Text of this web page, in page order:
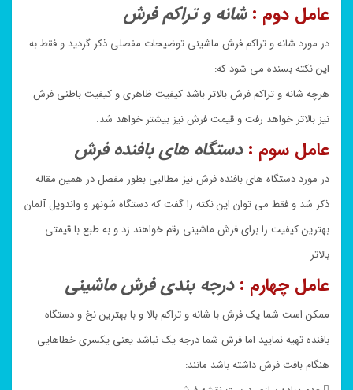
عامل دوم : شانه و تراکم فرش
در مورد شانه و تراکم فرش ماشینی توضیحات مفصلی ذکر گردید و فقط به
این نکته بسنده می شود که:
هرچه شانه و تراکم فرش بالاتر باشد کیفیت ظاهری و کیفیت باطنی فرش
نیز بالاتر خواهد رفت و قیمت فرش نیز بیشتر خواهد شد.
عامل سوم : دستگاه های بافنده فرش
در مورد دستگاه های بافنده فرش نیز مطالبی بطور مفصل در همین مقاله
ذکر شد و فقط می توان این نکته را گفت که دستگاه شونهر و واندویل آلمان
بهترین کیفیت را برای فرش ماشینی رقم خواهند زد و به طبع با قیمتی
بالاتر
عامل چهارم : درجه بندی فرش ماشینی
ممکن است شما یک فرش با شانه و تراکم بالا و با بهترین نخ و دستگاه
بافنده تهیه نمایید اما فرش شما درجه یک نباشد یعنی یکسری خطاهایی
هنگام بافت فرش داشته باشد مانند: